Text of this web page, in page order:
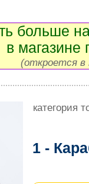
больше
в магазине
(откроется в
категория
1 -